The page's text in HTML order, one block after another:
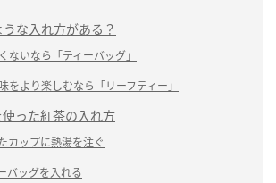
な入れ方がある？
ないなら「ティーバッグ」
をより楽しむなら「リーフティー」
った紅茶の入れ方
カップに熱湯を注ぐ
バッグを入れる